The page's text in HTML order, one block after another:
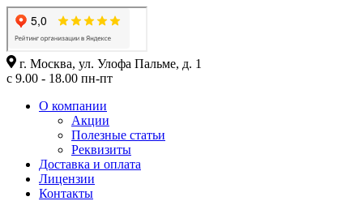
г. Москва, ул. Улофа Пальме, д. 1
с 9.00 - 18.00 пн-пт
О компании
Акции
Полезные статьи
Реквизиты
Доставка и оплата
Лицензии
Контакты